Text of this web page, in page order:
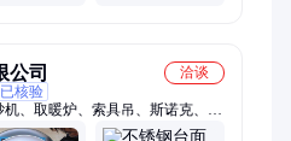
公司
洽谈
核验
、取暖炉、索具吊、斯诺克、弯
、弧焊机、止回阀、推雪板、台